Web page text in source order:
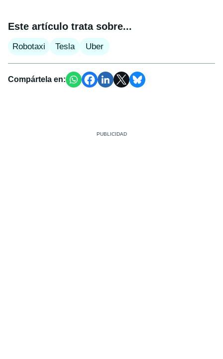
Este artículo trata sobre...
Robotaxi Tesla Uber
Compártela en: